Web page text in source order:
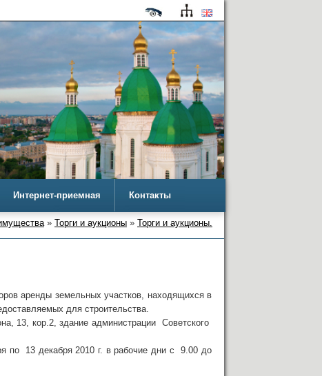
Интернет-приемная Контакты
» Торги и аукционы » Торги и аукционы.
аренды земельных участков, находящихся в
для строительства.
13, кор.2, здание администрации Советского
по 13 декабря 2010 г. в рабочие дни с 9.00 до